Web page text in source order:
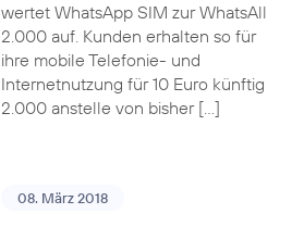
wertet WhatsApp SIM zur WhatsAll
2.000 auf. Kunden erhalten so für
ihre mobile Telefonie- und
Internetnutzung für 10 Euro künftig
2.000 anstelle von bisher […]
08. März 2018